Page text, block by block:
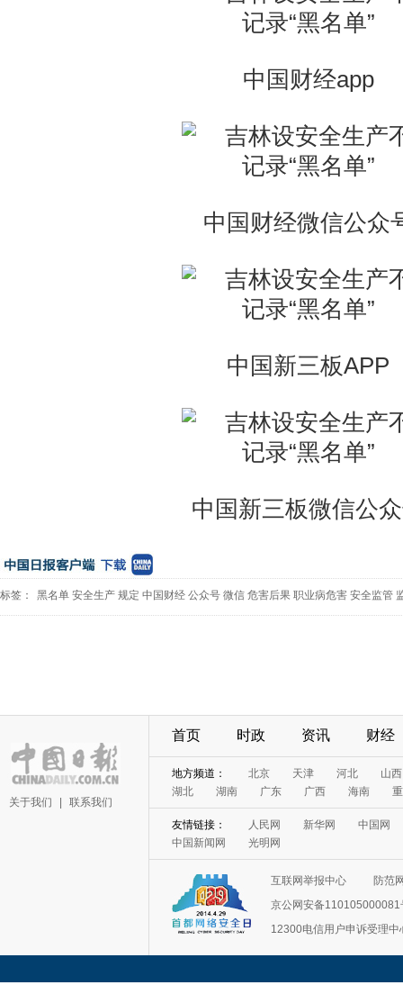
中国财经app
中国财经微信公众
中国新三板APP
中国新三板微信公
标签： 黑名单 安全生产 规定 中国财经 公众号 微信 危害后果 职业病危害 安全监管
关于我们 联系我们
首页 时政 资讯 财经
地方频道： 北京 天津 河北
山西
湖北
湖南 广东 广西 海南
友情链接： 人民网 新华网
中国网
中国新闻网
光明网
互联网举报中心
防范
京公网安备110105000081
12300电信用户申诉受理中